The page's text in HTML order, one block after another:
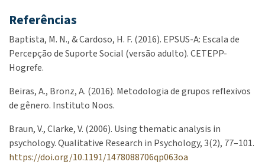
Referências
Baptista, M. N., & Cardoso, H. F. (2016). EPSUS-A: Escala de
Percepção de Suporte Social (versão adulto). CETEPP-
Hogrefe.
Beiras, A., Bronz, A. (2016). Metodologia de grupos reflexivos
de gênero. Instituto Noos.
Braun, V., Clarke, V. (2006). Using thematic analysis in
psychology. Qualitative Research in Psychology, 3(2), 77–101.
https://doi.org/10.1191/1478088706qp063oa